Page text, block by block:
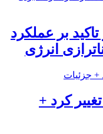
بر عملکرد
انرژی
کرد +